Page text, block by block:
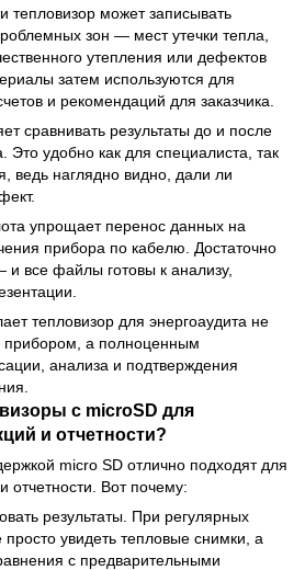
тепловизор может записывать
зон — мест утечки тепла,
утепления или дефектов
затем используются для
и рекомендаций для заказчика.
сравнивать результаты до и после
Это удобно как для специалиста, так
ведь наглядно видно, дали ли
упрощает перенос данных на
прибора по кабелю. Достаточно
и все файлы готовы к анализу,
тепловизор для энергоаудита не
прибором, а полноценным
анализа и подтверждения
с microSD для
и отчетности?
micro SD отлично подходят для
отчетности. Вот почему:
результаты. При регулярных
увидеть тепловые снимки, а
с предварительными